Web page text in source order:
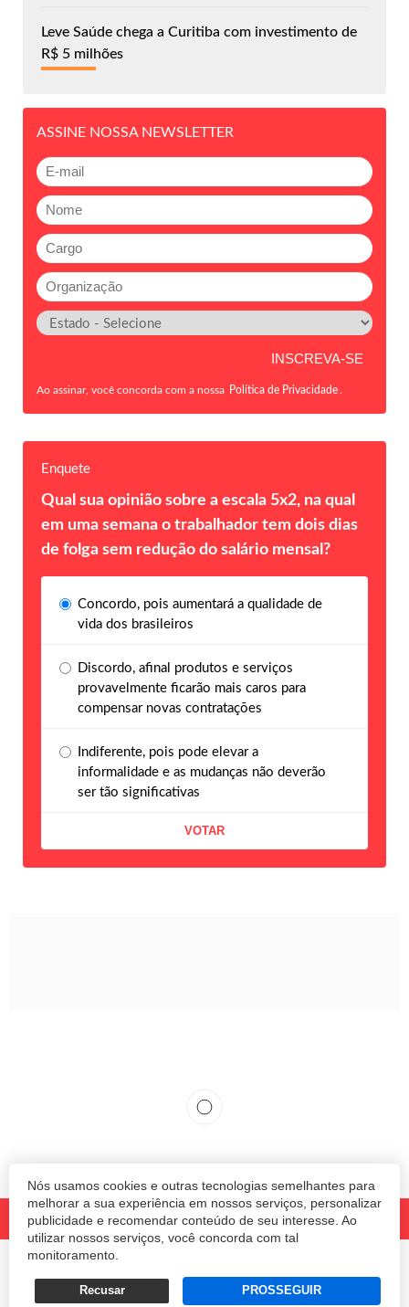
Nós usamos cookies e outras tecnologias semelhantes para
melhorar a sua experiência em nossos serviços, personalizar
publicidade e recomendar conteúdo de seu interesse. Ao
utilizar nossos serviços, você concorda com tal
monitoramento.
Recusar PROSSEGUIR
Leve Saúde chega a Curitiba com investimento de
R$ 5 milhões
ASSINE NOSSA NEWSLETTER
Ao assinar, você concorda com a nossa Política de Privacidade
Enquete
Qual sua opinião sobre a escala 5x2, na qual
em uma semana o trabalhador tem dois dias
de folga sem redução do salário mensal?
Concordo, pois aumentará a qualidade de
vida dos brasileiros
Discordo, afinal produtos e serviços
provavelmente ficarão mais caros para
compensar novas contratações
Indiferente, pois pode elevar a
informalidade e as mudanças não deverão
ser tão significativas
Termos e Políticas de Uso Privacidade